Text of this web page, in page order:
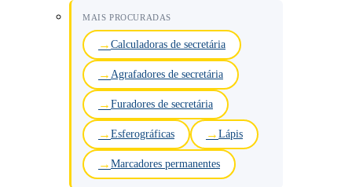
MAIS PROCURADAS
Calculadoras de secretária
Agrafadores de secretária
Furadores de secretária
Esferográficas Lápis
Marcadores permanentes